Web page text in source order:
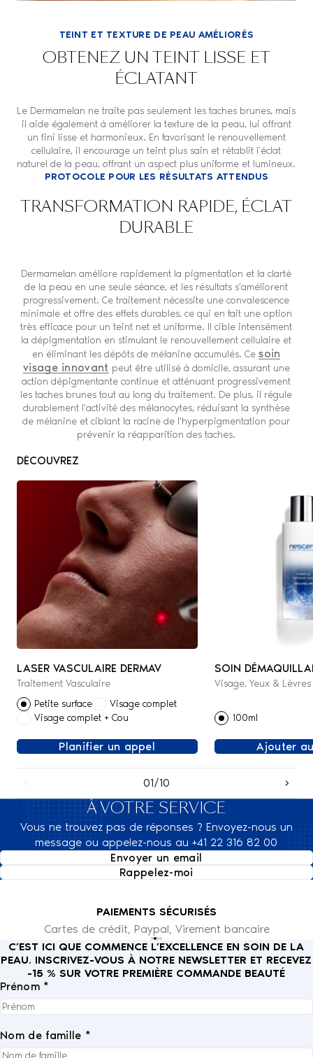
TEINT ET TEXTURE DE PEAU AMÉLIORÉS
OBTENEZ UN TEINT LISSE ET
ÉCLATANT
Le Dermamelan ne traite pas seulement les taches brunes, mais
il aide également à améliorer la texture de la peau, lui offrant
un fini lisse et harmonieux. En favorisant le renouvellement
cellulaire, il encourage un teint plus sain et rétablit l’éclat
naturel de la peau, offrant un aspect plus uniforme et lumineux.
PROTOCOLE POUR LES RÉSULTATS ATTENDUS
TRANSFORMATION RAPIDE, ÉCLAT
DURABLE
Dermamelan améliore rapidement la pigmentation et la clarté
de la peau en une seule séance, et les résultats s'améliorent
progressivement. Ce traitement nécessite une convalescence
minimale et offre des effets durables, ce qui en fait une option
très efficace pour un teint net et uniforme. Il cible intensément
la dépigmentation en stimulant le renouvellement cellulaire et
en éliminant les dépôts de mélanine accumulés. Cesoin
visage innovant peut être utilisé à domicile, assurant une
action dépigmentante continue et atténuant progressivement
les taches brunes tout au long du traitement. De plus, il régule
durablement l'activité des mélanocytes, réduisant la synthèse
de mélanine et ciblant la racine de l'hyperpigmentation pour
prévenir la réapparition des taches.
DÉCOUVREZ
LASER VASCULAIRE DERMAV
Traitement Vasculaire
Petite surface
Visage complet
Visage complet + Cou
Planifier un appel
SOIN
Visage, Yeux & Lèvres
100ml
Ajouter
01/10
À VOTRE SERVICE
Vous ne trouvez pas de réponses ? Envoyez-nous un
message ou appelez-nous au +41 22 316 82 00
Envoyer un email
Rappelez-moi
PAIEMENTS SÉCURISÉS
Cartes de crédit, Paypal, Virement bancaire
C’EST ICI QUE COMMENCE L’EXCELLENCE EN SOIN DE LA
PEAU. INSCRIVEZ-VOUS À NOTRE NEWSLETTER ET RECEVEZ
-15 % SUR VOTRE PREMIÈRE COMMANDE BEAUTÉ
Prénom *
Nom de famille *